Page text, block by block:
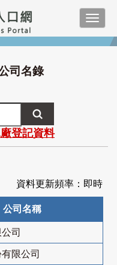
司名錄
登記資料
資料更新頻率：即時
公司名稱
司
限公司